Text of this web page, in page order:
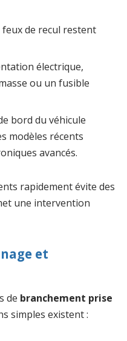
de recul restent
électrique,
ou un fusible
bord du véhicule
modèles récents
avancés.
rapidement évite des
une intervention
et
de branchement prise
simples existent :